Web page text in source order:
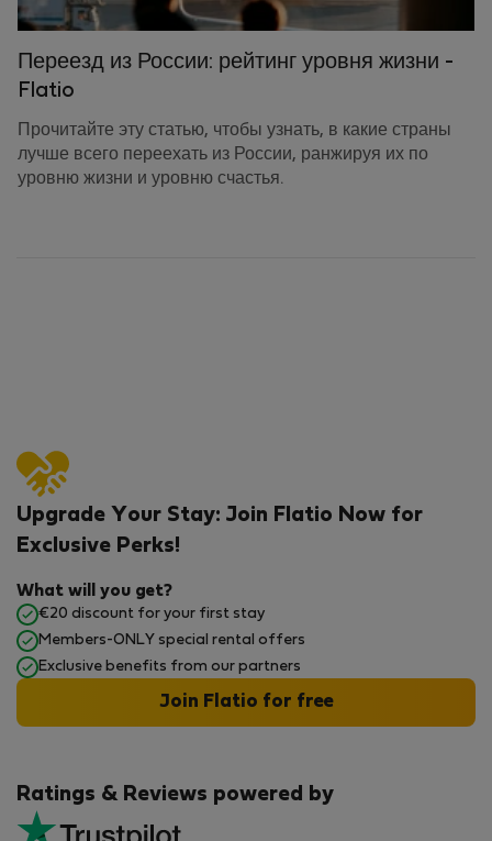
Переезд из России: рейтинг уровня жизни -
Flatio
Прочитайте эту статью, чтобы узнать, в какие страны
лучше всего переехать из России, ранжируя их по
уровню жизни и уровню счастья.
Ratings & Reviews powered by
Upgrade Your Stay: Join Flatio Now for
Exclusive Perks!
What will you get?
€20 discount for your first stay
Members-ONLY special rental offers
Exclusive benefits from our partners
Join Flatio for free